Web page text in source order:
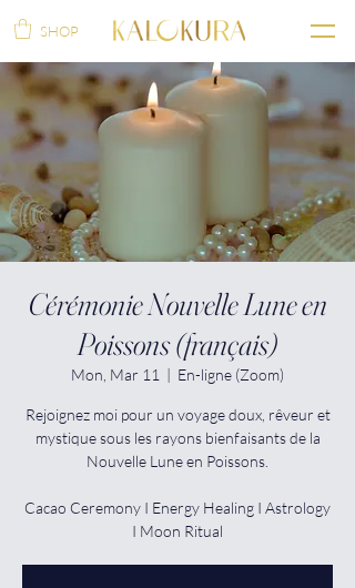
SHOP
Cérémonie Nouvelle Lune en
Poissons (français)
Mon, Mar 11
  |
En-ligne (Zoom)
Rejoignez moi pour un voyage doux, rêveur et
mystique sous les rayons bienfaisants de la
Nouvelle Lune en Poissons.
Cacao Ceremony I Energy Healing I Astrology
I Moon Ritual